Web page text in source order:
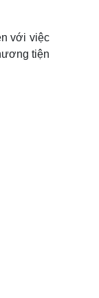
với việc
tiện